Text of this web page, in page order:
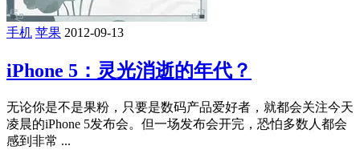
手机 苹果 2012-09-13
iPhone 5：灵光消逝的年代？
无论你是不是果粉，只要是数码产品爱好者，就都会关注今天
凌晨的iPhone 5发布会。但一场发布会开完，恐怕多数人都会
感到非常 ...